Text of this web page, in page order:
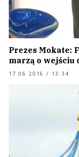
Prezes Mokate:
marzą o wejściu
17.06.2016 / 13:34